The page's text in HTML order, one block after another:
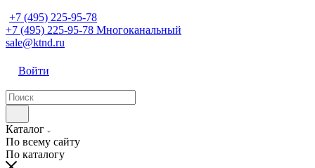
+7 (495) 225-95-78
+7 (495) 225-95-78 Многоканальный
sale@ktnd.ru
Войти
Каталог
По всему сайту
По каталогу